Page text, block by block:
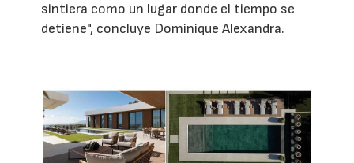
sintiera como un lugar donde el tiempo se
detiene", concluye Dominique Alexandra.